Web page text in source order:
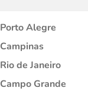
Porto Alegre
Campinas
Rio de Janeiro
Campo Grande